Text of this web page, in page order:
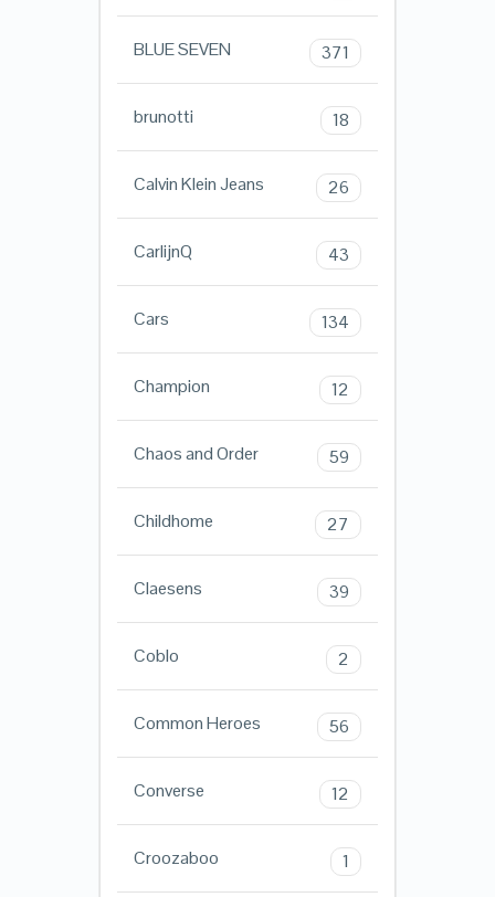
BLUE SEVEN 371
brunotti 18
Calvin Klein Jeans 26
CarlijnQ 43
Cars 134
Champion 12
Chaos and Order 59
Childhome 27
Claesens 39
Coblo 2
Common Heroes 56
Converse 12
Croozaboo 1